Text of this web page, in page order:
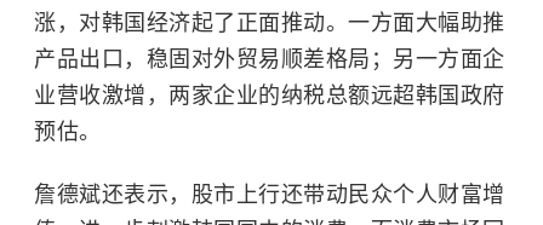
涨，对韩国经济起了正面推动。一方面大幅助推
产品出口，稳固对外贸易顺差格局；另一方面企
业营收激增，两家企业的纳税总额远超韩国政府
预估。
詹德斌还表示，股市上行还带动民众个人财富增